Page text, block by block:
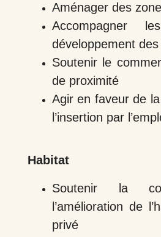
Aménager des
Accompagner
développement
Soutenir le
de proximité
Agir en faveur de
l’insertion par
Habitat
Soutenir la
l’amélioration de
privé